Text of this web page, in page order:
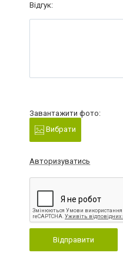
Відгук:
Завантажити фото:
Вибрати
Авторизуватись
Відправити